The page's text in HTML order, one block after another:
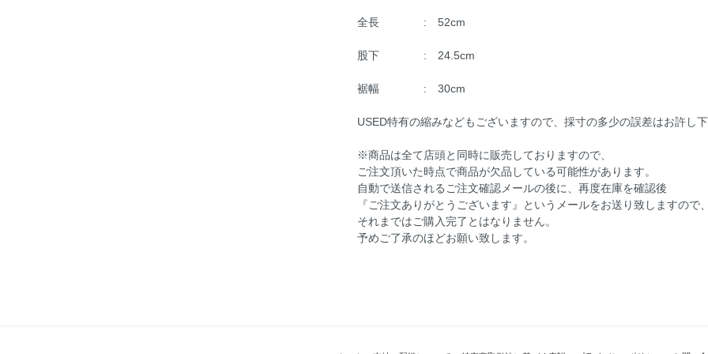
全長 : 52cm
股下 : 24.5cm
裾幅 : 30cm
USED特有の縮みなどもございますので、採寸の多少の誤差はお許し下
※商品は全て店頭と同時に販売しておりますので、
ご注文頂いた時点で商品が欠品している可能性があります。
自動で送信されるご注文確認メールの後に、再度在庫を確認後
『ご注文ありがとうございます』というメールをお送り致しますので、
それまではご購入完了とはなりません。
予めご了承のほどお願い致します。